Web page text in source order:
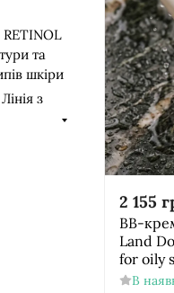
та
шкіри
з
чутливої
2 155
BB-
Land
for oily
В